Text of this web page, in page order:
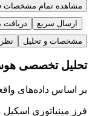
مشاهده تمام مشخصات
ارسال سریع
مشخصات و تحلیل
تحلیل تخصصی
بر اساس داده‌های